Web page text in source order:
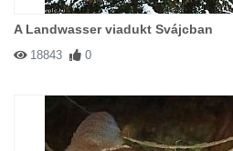
A Landwasser viadukt Svájcban
18843 0